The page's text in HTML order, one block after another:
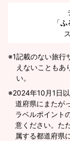
「ふ
※1記載のない旅行
えないこともあ
い。
2024年10月1日
道府県にまたが
ラベルポイント
意ください。た
属する都道府県